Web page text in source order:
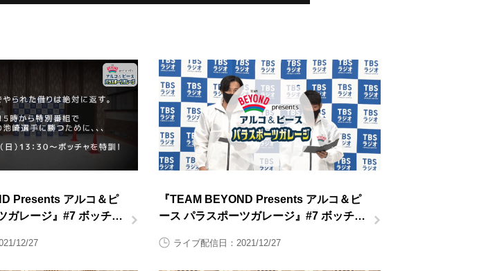
Presents アルコ＆ピ
ージ』#7 ボッチャ
12/27
『TEAM BEYOND Presents アルコ＆ピ
ース パラスポーツガレージ』#7 ボッチャ
ライブ配信日：2021/12/27